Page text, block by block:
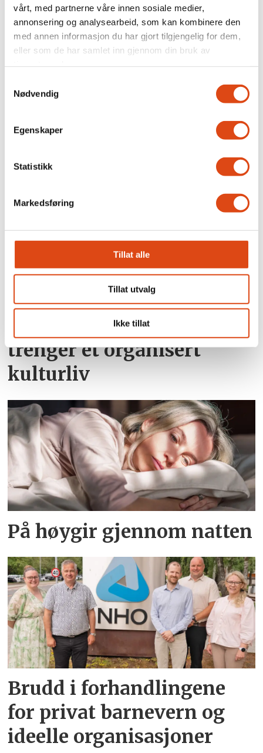
vårt, med partnerne våre innen sosiale medier,
annonsering og analysearbeid, som kan kombinere den
med annen informasjon du har gjort tilgjengelig for dem,
eller som de har samlet inn gjennom din bruk av
Nødvendig
Egenskaper
Statistikk
Markedsføring
Tillat alle
Tillat utvalg
Ikke tillat
Arbeidsgivere kan få fire
års lønnstilskudd for unge
Joakim Aadland: – Vi
trenger et organisert
kulturliv
På høygir gjennom natten
Brudd i forhandlingene
for privat barnevern og
ideelle organisasjoner